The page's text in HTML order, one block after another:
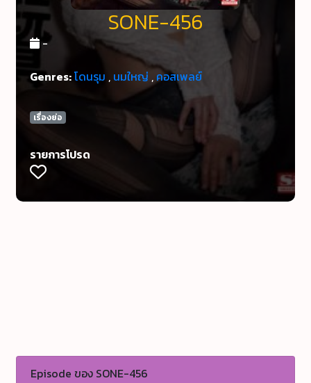
SONE-456
-
Genres:โดนรุม , นมใหญ่ , คอสเพลย์
เรื่องย่อ
รายการโปรด
Episode ของ SONE-456